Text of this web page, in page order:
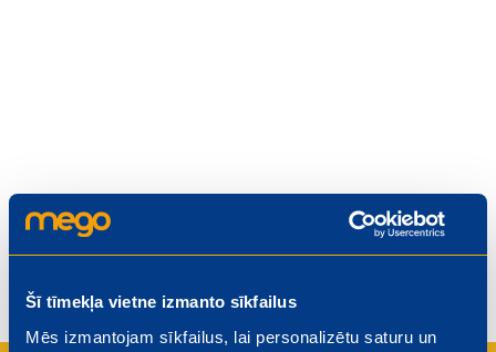
Šī tīmekļa vietne izmanto sīkfailus
Mēs izmantojam sīkfailus, lai personalizētu saturu un